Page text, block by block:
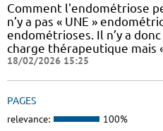
Comment l'endométriose
n’y a pas « UNE »
endométrioses. Il n’y a donc
charge thérapeutique mais
18/02/2026 15:25
PAGES
relevance: 100%